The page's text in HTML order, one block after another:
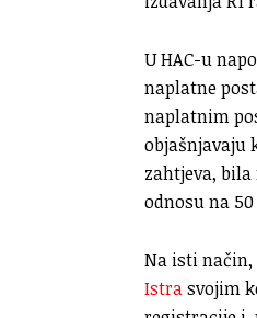
U HAC-u
naplatne
naplatnim
objašnjavaju
zahtjeva, bila
odnosu na
Na isti način,
Istrasvojim